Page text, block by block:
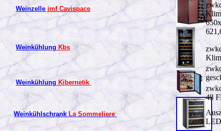
Weinzellejmf Cavispace
WeinkühlungKbs
WeinkühlungKibernetik
WeinkühlschrankLa Sommeliere
48